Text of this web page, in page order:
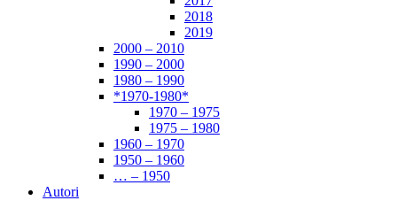
2018
2019
2000 – 2010
1990 – 2000
1980 – 1990
*1970-1980*
1970 – 1975
1975 – 1980
1960 – 1970
1950 – 1960
… – 1950
Autori